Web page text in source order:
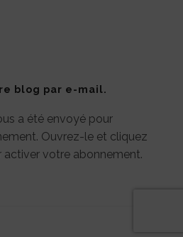
blog par e-mail.
a été envoyé pour
Ouvrez-le et cliquez
activer votre abonnement.